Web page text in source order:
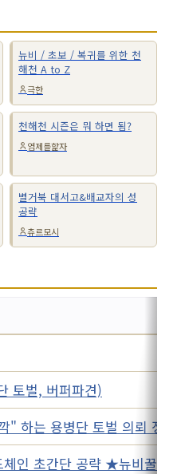
뉴비 / 초보 / 복귀를 위한 천
해천 A to Z
극한
천해천 시즌은 뭐 하면 됨?
염제를핥자
별거북 대서고&배교자의 성
공략
츄르모시
토벌, 버퍼파견)
하는 용병단 토벌 의뢰 정리
체인 초간단 공략 ★뉴비꿀팁★